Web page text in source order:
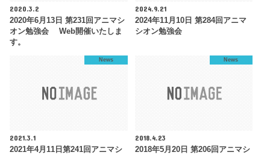
2020.3.2
2020年6月13日 第231回アニマシ
オン勉強会 Web開催いたしま
す。
2024.9.21
2024年11月10日 第284回アニマ
シオン勉強会
News
2021.3.1
2021年4月11日第241回アニマシ
News
2018.4.23
2018年5月20日 第206回アニマシ